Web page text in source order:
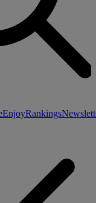
EnjoyRankings